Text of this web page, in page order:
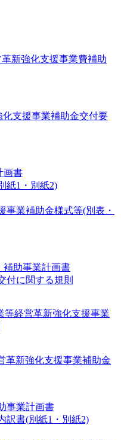
新強化支援事業費補助
支援事業補助金交付要
画書
紙1・別紙2)
事業補助金様式等(別表・
補助事業計画書
付に関する規則
等経営革新強化支援事業
革新強化支援事業補助金
事業計画書
訳書(別紙1・別紙2)